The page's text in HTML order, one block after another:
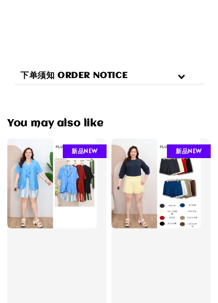
下单须知 ORDER NOTICE
You may also like
新品NEW 新品NEW